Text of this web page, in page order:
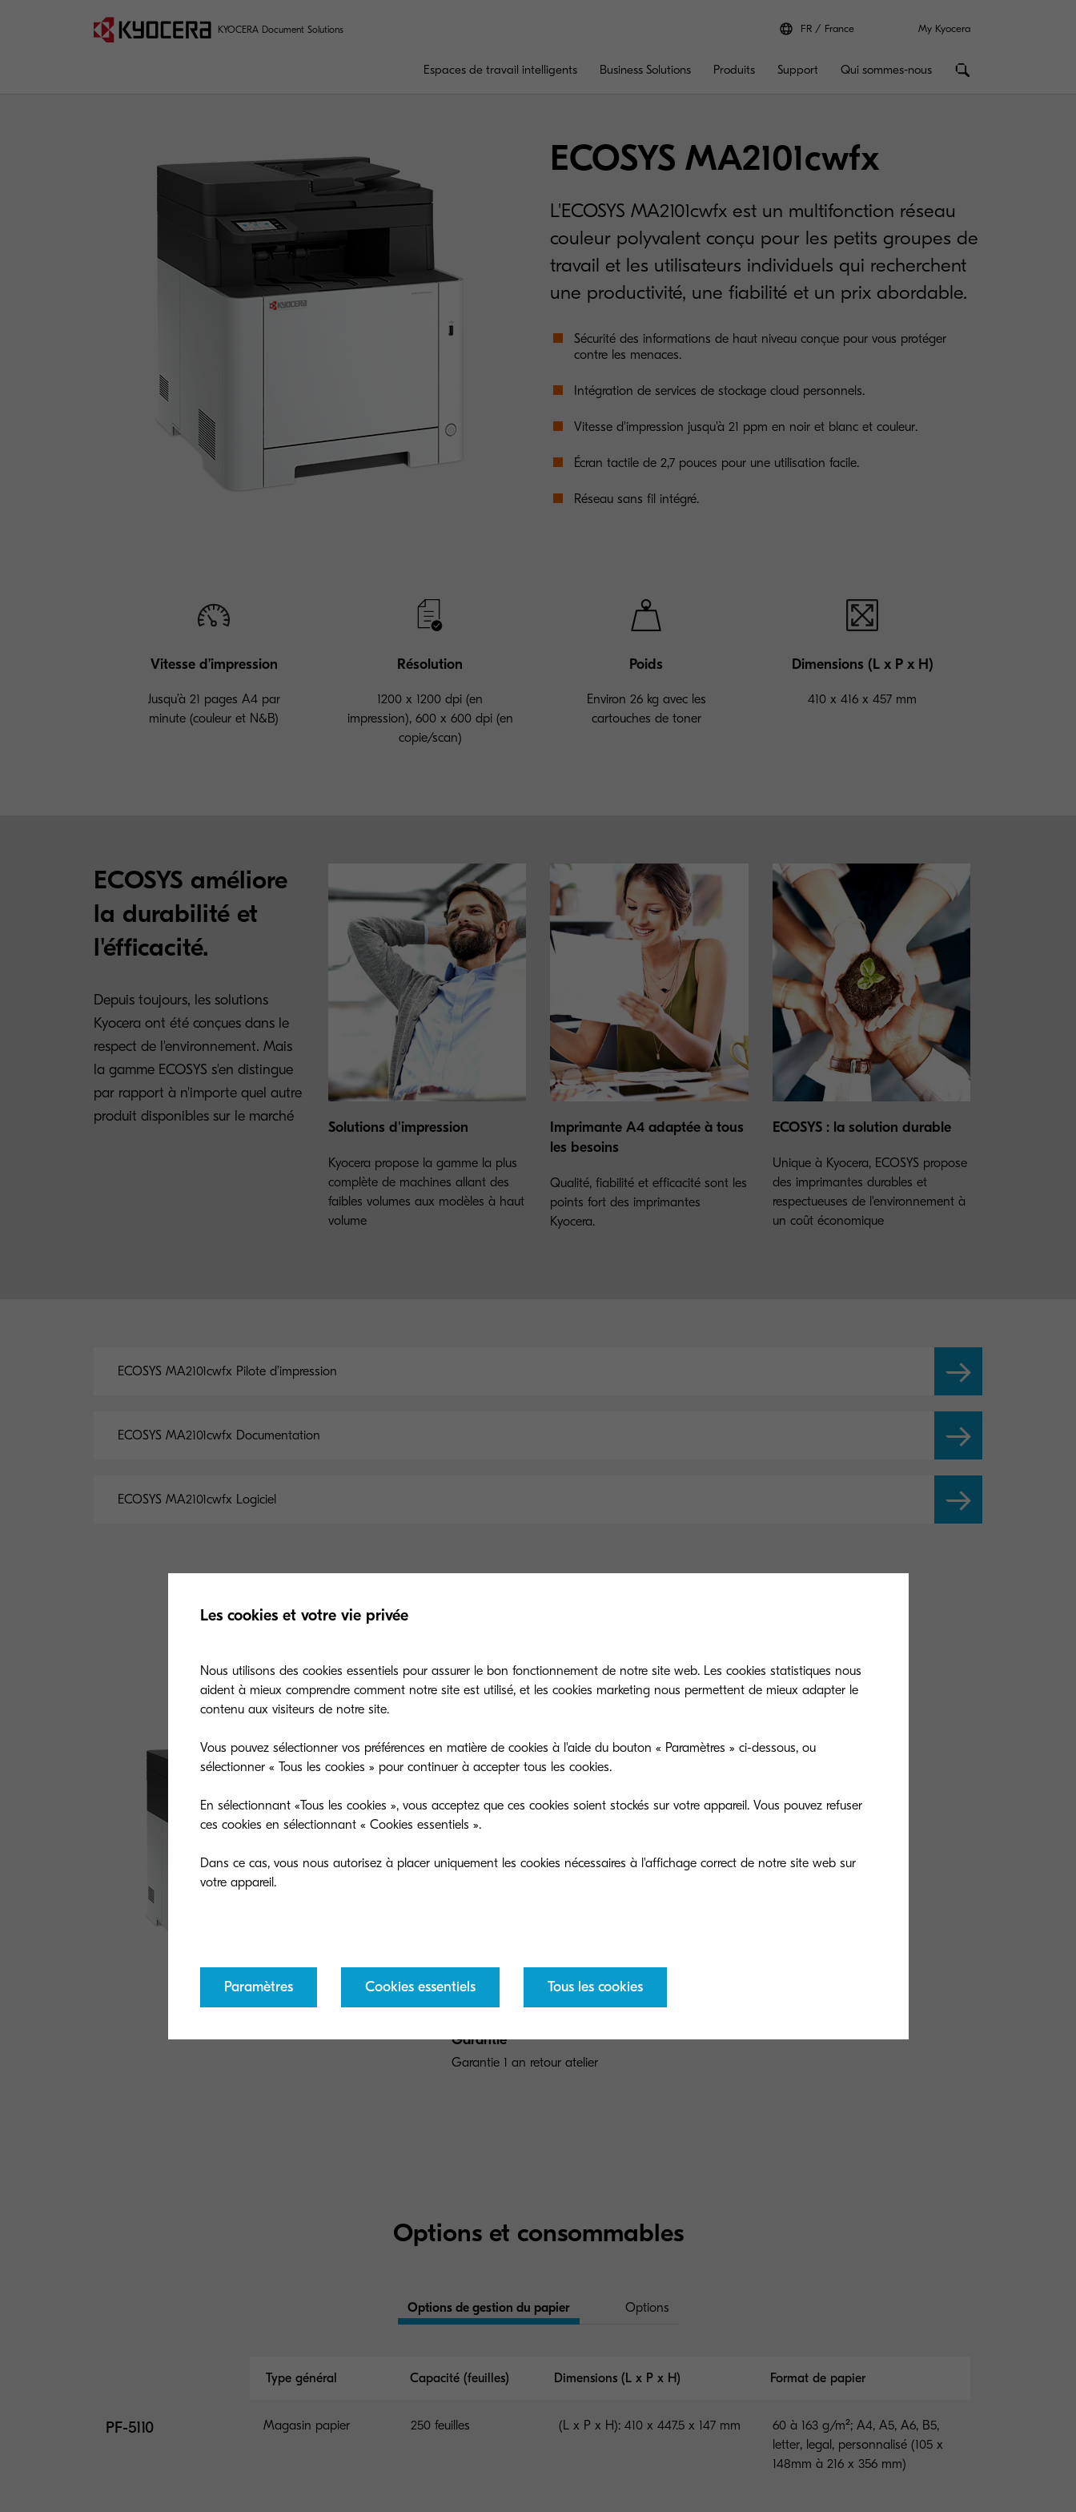
KYOCERA Document Solutions FR France My Kyocera
Espaces de travail intelligents Business Solutions Produits Support Qui sommes-nous
ECOSYS MA2101cwfx
L'ECOSYS MA2101cwfx est un multifonction réseau
couleur polyvalent conçu pour les petits groupes de
travail et les utilisateurs individuels qui recherchent
une productivité, une fiabilité et un prix abordable.
Sécurité des informations de haut niveau conçue pour vous protéger
contre les menaces.
Intégration de services de stockage cloud personnels.
Vitesse d'impression jusqu'à 21 ppm en noir et blanc et couleur.
Écran tactile de 2,7 pouces pour une utilisation facile.
Réseau sans fil intégré.
Vitesse d’impression
Jusqu’à 21 pages A4 par
minute (couleur et N&B)
Résolution
1200 x 1200 dpi (en
impression), 600 x 600 dpi (en
copie/scan)
Poids
Environ 26 kg avec les
cartouches de toner
Dimensions (L x P x H)
410 x 416 x 457 mm
ECOSYS améliore
la durabilité et
l'éfficacité.
Depuis toujours, les solutions
Kyocera ont été conçues dans le
respect de l'environnement. Mais
la gamme ECOSYS s'en distingue
par rapport à n'importe quel autre
produit disponibles sur le marché
Solutions d'impression
Kyocera propose la gamme la plus
complète de machines allant des
faibles volumes aux modèles à haut
volume
Imprimante A4 adaptée à tous
les besoins
Qualité, fiabilité et efficacité sont les
points fort des imprimantes
Kyocera.
ECOSYS : la solution durable
Unique à Kyocera, ECOSYS propose
des imprimantes durables et
respectueuses de l'environnement à
un coût économique
ECOSYS MA2101cwfx Pilote d’impression
ECOSYS MA2101cwfx Documentation
ECOSYS MA2101cwfx Logiciel
Spécifications principales
Général Gestion du papier Impression Copie Numérisation Fax
Type général
Multifonction couleur A4
Vitesse d’impression
Consommation électrique
En copie/impression : 345 W En attente : 33 W En veille : 0,3 W
Garantie
Garantie 1 an retour atelier
Options et consommables
Options de gestion du papier Options
Type général Capacité (feuilles) Dimensions (L x P x H) Format de papier
PF-5110 Magasin papier 250 feuilles (L x P x H): 410 x 447.5 x 147 mm
60 à 163 g/m²; A4, A5, A6, B5,
letter, legal, personnalisé (105 x
148mm à 216 x 356 mm)
Les cookies et votre vie privée
Nous utilisons des cookies essentiels pour assurer le bon fonctionnement de notre site web. Les cookies statistiques nous
aident à mieux comprendre comment notre site est utilisé, et les cookies marketing nous permettent de mieux adapter le
contenu aux visiteurs de notre site.
Vous pouvez sélectionner vos préférences en matière de cookies à l'aide du bouton « Paramètres » ci-dessous, ou
sélectionner « Tous les cookies » pour continuer à accepter tous les cookies.
En sélectionnant «Tous les cookies », vous acceptez que ces cookies soient stockés sur votre appareil. Vous pouvez refuser
ces cookies en sélectionnant « Cookies essentiels ».
Dans ce cas, vous nous autorisez à placer uniquement les cookies nécessaires à l'affichage correct de notre site web sur
votre appareil.
Paramètres Cookies essentiels Tous les cookies